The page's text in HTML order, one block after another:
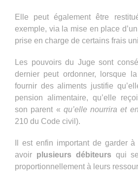
Elle peut également être
exemple, via la mise en place
prise en charge de certains frais
Les pouvoirs du Juge sont
dernier peut ordonner, lorsque
fournir des aliments justifie
pension alimentaire, qu’elle
son parent « qu’elle nourrira et
210 du Code civil).
Il est enfin important de garder à
avoir plusieurs débiteurs qui
proportionnellement à leurs